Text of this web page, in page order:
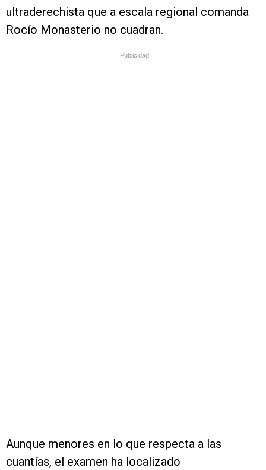
ultraderechista que a escala regional comanda
Rocío Monasterio no cuadran.
Publicidad
Aunque menores en lo que respecta a las
cuantías, el examen ha localizado